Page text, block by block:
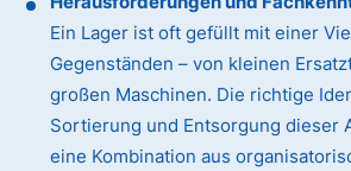
Ein Lager ist oft gefüllt mit einer
Gegenständen – von kleinen
großen Maschinen. Die richtige
Sortierung und Entsorgung dieser
eine Kombination aus